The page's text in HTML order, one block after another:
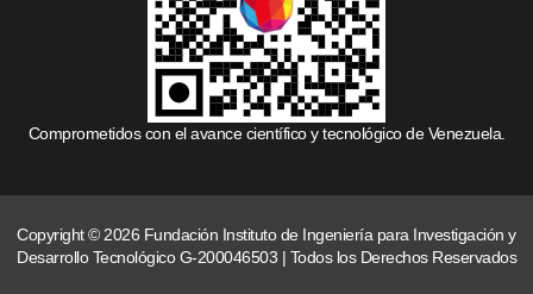
Comprometidos con el avance científico y tecnológico de Venezuela.
Copyright © 2026 Fundación Instituto de Ingeniería para Investigación y
Desarrollo Tecnológico G-200046503 | Todos los Derechos Reservados